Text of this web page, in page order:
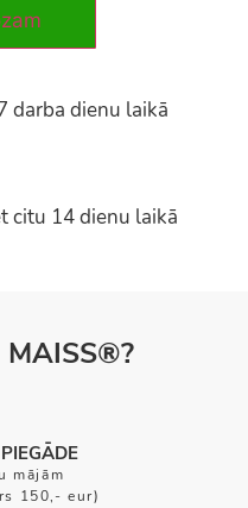
darba dienu laikā
citu 14 dienu laikā
MAISS®?
mājām
150,- eur)